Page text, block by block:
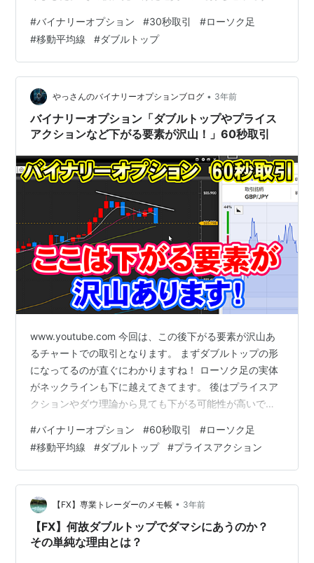
ればローエントリーと言う事が分かると思います。 そし
て、よく見ると右肩下がりのダブルトップの様な形にな
ってる事が分かると思います。 この様に小さい形でもダ
ブルトップの考え方を当てはめてチャートを見る事が出
来ますので、覚えておいてください。 一回目の下げ、ネ
ックラインと呼ばれてる所を下…
#バイナリーオプション #30秒取引 #ローソク足
#移動平均線 #ダブルトップ
やっさんのバイナリーオプションブログ • 3年前
バイナリーオプション「ダブルトップやプライス
アクションなど下がる要素が沢山！」60秒取引
www.youtube.com 今回は、この後下がる要素が沢山あ
るチャートでの取引となります。 まずダブルトップの形
になってるのが直ぐにわかりますね！ ローソク足の実体
がネックラインも下に越えてきてます。 後はプライスア
クションやダウ理論から見ても下がる可能性が高いで
移動平均線を2本とも下に越えてきてるのもポイントです
よ！ 後は、瞬間的に下に大きく動いた値動きも勢いが強
いと判断する事が出来ますね！ 知識を付ければ誰でも瞬
間的に判断できるようになりますので、しっかり基本を
学ぶ事が大切ですね！(*^▽^*) ★私の教材はこちら 私の
教材はこちらを…
#バイナリーオプション #60秒取引 #ローソク足
#移動平均線 #ダブルトップ #プライスアクション
【FX】専業トレーダーのメモ帳 • 3年前
【FX】何故ダブルトップでダマシにあうのか？
その単純な理由とは？